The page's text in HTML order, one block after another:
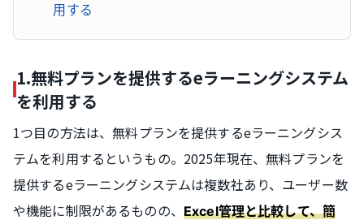
用する
1.無料プランを提供するeラーニングシステム
を利用する
1つ目の方法は、無料プランを提供するeラーニングシス
テムを利用するというもの。2025年現在、無料プランを
提供するeラーニングシステムは複数社あり、ユーザー数
や機能に制限があるものの、 Excel管理と比較して、簡